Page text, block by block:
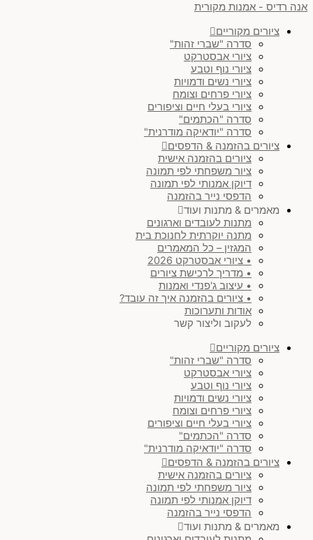
אנה רדיס - אמנות מקורית
ציורים מקוריים
סדרה "שברי זהות"
ציורי אבסטרקט
ציורי נוף וטבע
ציורי נשים ודמויות
ציורי פרחים וצומח
ציורי בעלי חיים וציפורים
סדרה "הכתמים"
סדרה "יודאיקה מודרנית"
ציורים בהזמנה & הדפסים
ציורים בהזמנה אישית
ציור משפחתי לפי תמונה
דיוקן אמנותי לפי תמונה
הדפסי נייר בהזמנה
מאמרים & מתנות ועוד
מתנות לעובדים וארגונים
מתנה יוקרתית לחנוכת בית
המגזין – כל המאמרים
• ציורי אבסטרקט 2026
• מדריך לרכישת ציורים
• עיצוב ג'פנדי ואמנות
• ציורים בהזמנה איך זה עובד?
אודות ותערוכות
לעקוב וליצור קשר
ציורים מקוריים
סדרה "שברי זהות"
ציורי אבסטרקט
ציורי נוף וטבע
ציורי נשים ודמויות
ציורי פרחים וצומח
ציורי בעלי חיים וציפורים
סדרה "הכתמים"
סדרה "יודאיקה מודרנית"
ציורים בהזמנה & הדפסים
ציורים בהזמנה אישית
ציור משפחתי לפי תמונה
דיוקן אמנותי לפי תמונה
הדפסי נייר בהזמנה
מאמרים & מתנות ועוד